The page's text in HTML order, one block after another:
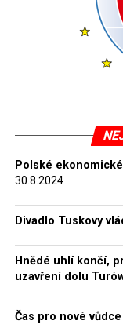
Polské
30.8.2024
Divadlo Tuskovy
Hnědé uhlí končí,
uzavření dolu
Čas pro nové vůdce